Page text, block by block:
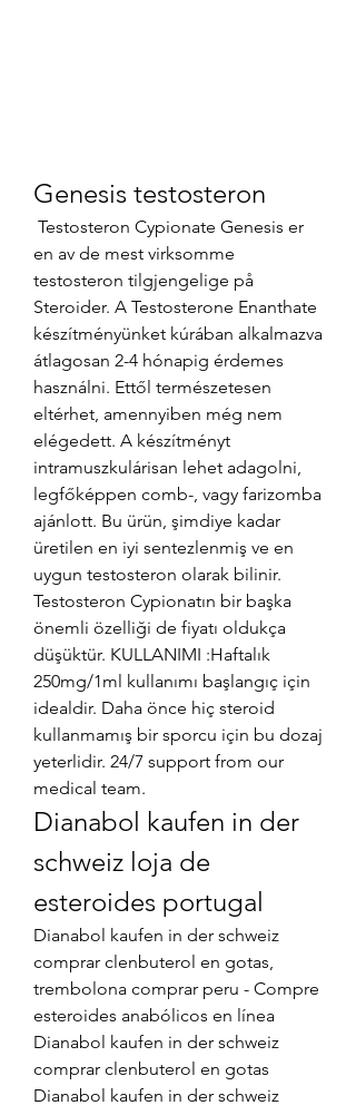
Genesis testosteron
en av de mest virksomme
testosteron tilgjengelige på
Steroider. A Testosterone Enanthate
készítményünket kúrában alkalmazva
átlagosan 2-4 hónapig érdemes
használni. Ettől természetesen
eltérhet, amennyiben még nem
elégedett. A készítményt
intramuszkulárisan lehet adagolni,
legfőképpen comb-, vagy farizomba
ajánlott. Bu ürün, şimdiye kadar
üretilen en iyi sentezlenmiş ve en
uygun testosteron olarak bilinir.
Testosteron Cypionatın bir başka
önemli özelliği de fiyatı oldukça
düşüktür. KULLANIMI :Haftalık
250mg/1ml kullanımı başlangıç için
idealdir. Daha önce hiç steroid
kullanmamış bir sporcu için bu dozaj
yeterlidir. 24/7 support from our
medical team.
Dianabol kaufen in der
schweiz loja de
esteroides portugal
Dianabol kaufen in der schweiz
comprar clenbuterol en gotas,
trembolona comprar peru - Compre
esteroides anabólicos en línea
Dianabol kaufen in der schweiz
comprar clenbuterol en gotas
Dianabol kaufen in der schweiz